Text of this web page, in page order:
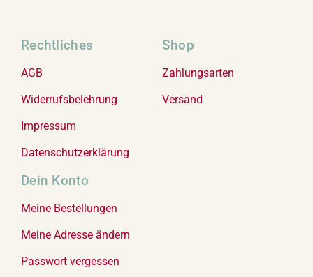
Rechtliches
AGB
Widerrufsbelehrung
Impressum
Datenschutzerklärung
Shop
Zahlungsarten
Versand
Dein Konto
Meine Bestellungen
Meine Adresse ändern
Passwort vergessen